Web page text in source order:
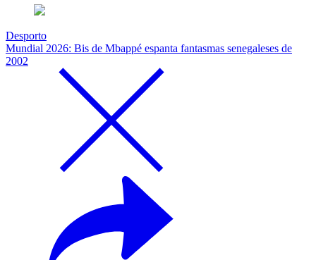
Desporto
Mundial 2026: Bis de Mbappé espanta fantasmas senegaleses de
2002